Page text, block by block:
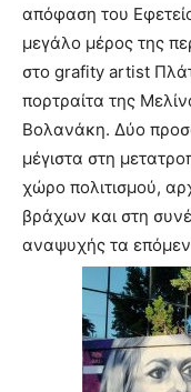
show.desi
xxx
lyons
teaches
you
the
meaning
of
pain.
pornhun
απόφαση του
μεγάλο μέρος της
στο grafity artist
πορτραίτα της
Βολανάκη. Δύο
μέγιστα στη
χώρο πολιτισμού,
βράχων και στη
αναψυχής τα